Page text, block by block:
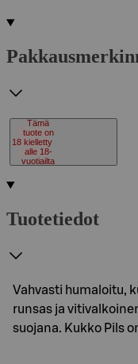
18
Tämä
tuote on
kielletty
alle 18-
vuotiailta
Tuotetiedot
Vahvasti humaloitu,
runsas ja
suojana. Kukko Pils